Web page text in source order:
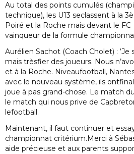
Au total des points cumulés
technique), les U13 seclassent à la
Poiré et la Roche mais devant le
vainqueur de la formule
Aurélien Sachot (Coach Cholet) : ‘Je
mais trèsfier des joueurs. Nous
et à la Roche. Niveaufootball,
avec le nouveau système, ils
joue à pas grand-chose. Le match
le match qui nous prive de
lefootball.
Maintenant, il faut continuer et
championnat critérium.Merci à
aide précieuse et aux parents